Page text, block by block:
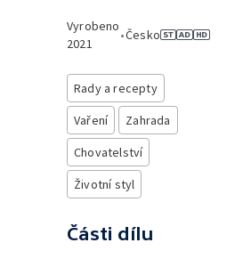
Vyrobeno
2021
•Česko
Rady a recepty
Vaření
Zahrada
Chovatelství
Životní styl
Části dílu